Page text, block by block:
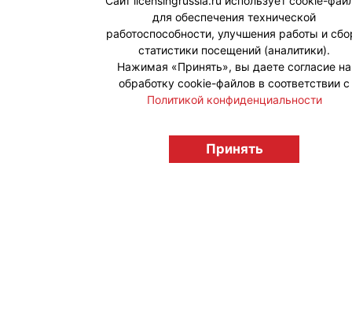
для обеспечения технической
работоспособности, улучшения работы и
статистики посещений (аналитики).
Нажимая «Принять», вы даете согласие на
обработку cookie-файлов в соответствии с
Политикой конфиденциальности
Принять